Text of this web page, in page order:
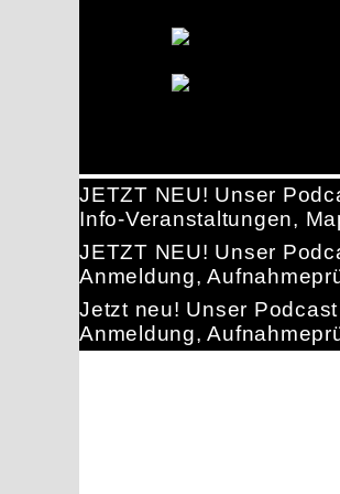
JETZT NEU! Unser
Info-Veranstaltungen,
JETZT NEU! Unser
Anmeldung,
Jetzt neu! Unser
Anmeldung,